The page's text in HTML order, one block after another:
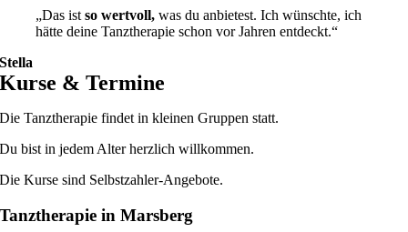
„Das istso wertvoll,was du anbietest. Ich wünschte, ich
hätte deine Tanztherapie schon vor Jahren entdeckt.“
Stella
Kurse & Termine
Die Tanztherapie findet in kleinen Gruppen statt.
Du bist in jedem Alter herzlich willkommen.
Die Kurse sind Selbstzahler-Angebote.
Tanztherapie in Marsberg